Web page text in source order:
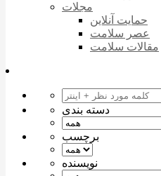
مجلات
حمایت آنلاین
عصر سلامت
مقالات سلامت
دسته بندی
برچسب
نویسنده